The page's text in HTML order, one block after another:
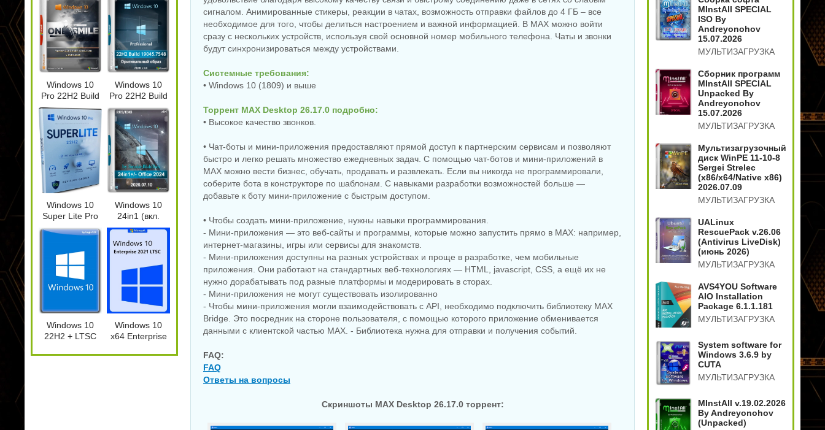
Windows 10 LTSC 2019
x64 WPI by AG 07.2026
NEW
Windows 11 SuperLite
Pro 26H1 Build
28000.2525 by Revision
NEW
Сведение видео
DaVinci Resolve Studio
21.0.3 Build 7 by
KpoJIuK
NEW
Создание электронных
NEW NEW
Графический редактор
NEW
Мониторинг
компьютера CPUID
HWMonitor 1.65.1 +
Portable
Интернет загрузчик
Manager 6.43 Build 7 by
KpoJIuK
NEW
Увеличение фото Topaz
Gigapixel 1.3.2 by
NEW
Мастеринг Steinberg -
WaveLab 13 Pro 13.0.30
NEW
Ключи для программ
EaseUS Key Finder Pro
NEW
Запись загрузочных
носителей Ventoy 1.1.17
NEW
Плеер для ПК KMPlayer
NEW
Разбивка HDD Paragon
Hard Disk Manager 18
NEW
NEW
сигналом. Анимированные стикеры, реакции в чатах, возможность отправки файлов до 4 ГБ – все
необходимое для того, чтобы делиться настроением и важной информацией. В MAX можно войти
сразу с нескольких устройств, используя свой основной номер мобильного телефона. Чаты и звонки
будут синхронизироваться между устройствами.
Системные требования:
• Windows 10 (1809) и выше
Торрент MAX Desktop 26.17.0 подробно:
• Высокое качество звонков.
• Чат‑боты и мини‑приложения предоставляют прямой доступ к партнерским сервисам и позволяют
быстро и легко решать множество ежедневных задач. С помощью чат-ботов и мини-приложений в
MAX можно вести бизнес, обучать, продавать и развлекать. Если вы никогда не программировали,
соберите бота в конструкторе по шаблонам. С навыками разработки возможностей больше —
добавьте к боту мини-приложение с быстрым доступом.
• Чтобы создать мини-приложение, нужны навыки программирования.
- Мини-приложения — это веб-сайты и программы, которые можно запустить прямо в MAX: например,
интернет-магазины, игры или сервисы для знакомств.
- Мини-приложения доступны на разных устройствах и проще в разработке, чем мобильные
приложения. Они работают на стандартных веб-технологиях — HTML, jаvascript, CSS, а ещё их не
нужно дорабатывать под разные платформы и модерировать в сторах.
- Мини-приложения не могут существовать изолированно
- Чтобы мини-приложения могли взаимодействовать с API, необходимо подключить библиотеку MAX
Bridge. Это посредник на стороне пользователя, с помощью которого приложение обменивается
данными с клиентской частью MAX. - Библиотека нужна для отправки и получения событий.
FAQ:
FAQ
Ответы на вопросы
Скриншоты MAX Desktop 26.17.0 торрент:
SmokieBlahBlah
07.2026
Windows 10
Pro 22H2 Build
19045.7548
x64 by
OneSmiLe
Windows 10
Pro 22H2 Build
19045.7548
Full Июль 2026
Windows 10
Super Lite Pro
22H2 Build
19045.7417 by
Revision
Windows 10
24in1 (вкл.
LTSC) +/- Office
SmokieBlahBlah
Windows 10
22H2 + LTSC
28in1 +/- Office
Windows 10
x64 Enterprise
version Июнь
MInstAll SPECIAL
ISO By
Andreyonohov
15.07.2026
МУЛЬТИЗАГРУЗКА
Сборник программ
MInstAll SPECIAL
Unpacked By
Andreyonohov
15.07.2026
МУЛЬТИЗАГРУЗКА
Мультизагрузочный
диск WinPE 11-10-8
Sergei Strelec
(x86/x64/Native x86)
2026.07.09
МУЛЬТИЗАГРУЗКА
UALinux
RescuePack v.26.06
(Antivirus LiveDisk)
(июнь 2026)
МУЛЬТИЗАГРУЗКА
AVS4YOU Software
AIO Installation
Package 6.1.1.181
МУЛЬТИЗАГРУЗКА
System software for
Windows 3.6.9 by
CUTA
МУЛЬТИЗАГРУЗКА
MInstAll v.19.02.2026
By Andreyonohov
(Unpacked)